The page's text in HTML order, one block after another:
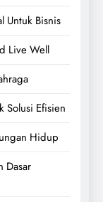
Untuk Bisnis
Live Well
Solusi Efisien
Hidup
Dasar